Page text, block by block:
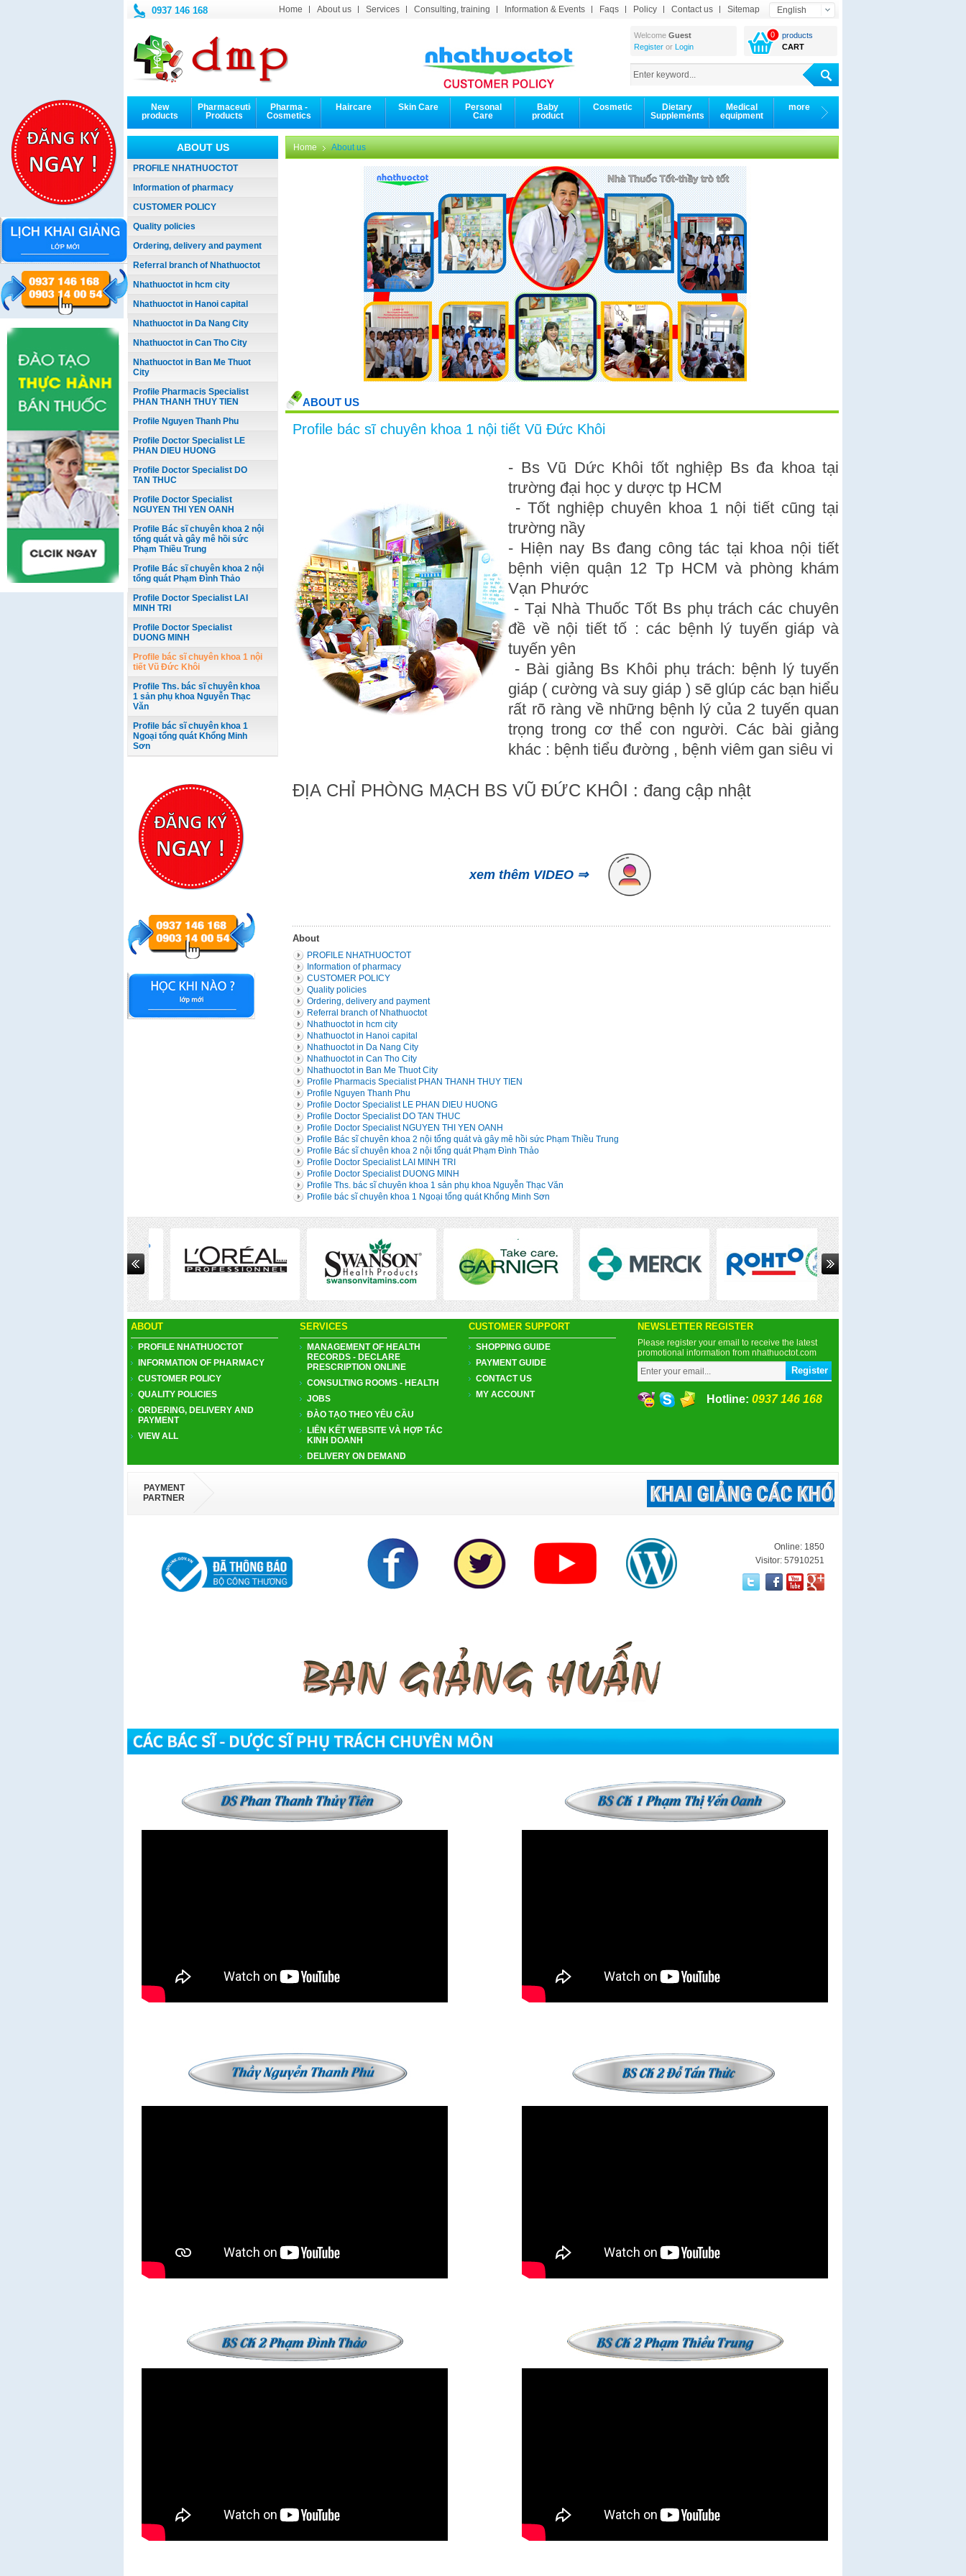
0937 146 168 Home About us Services Consulting, training Information & Events Faqs Policy Contact us Sitemap English
Welcome Guest
Register or Login
0
products
CART
New
products
Pharmaceutical
Products
Pharma -
Cosmetics
Haircare Skin Care
Personal
Care
Baby
product
Cosmetic
Dietary
Supplements
Medical
equipment
more
ABOUT US
PROFILE NHATHUOCTOT
Information of pharmacy
CUSTOMER POLICY
Quality policies
Ordering, delivery and payment
Referral branch of Nhathuoctot
Nhathuoctot in hcm city
Nhathuoctot in Hanoi capital
Nhathuoctot in Da Nang City
Nhathuoctot in Can Tho City
Nhathuoctot in Ban Me Thuot
City
Profile Pharmacis Specialist
PHAN THANH THUY TIEN
Profile Nguyen Thanh Phu
Profile Doctor Specialist LE
PHAN DIEU HUONG
Profile Doctor Specialist DO
TAN THUC
Profile Doctor Specialist
NGUYEN THI YEN OANH
Profile Bác sĩ chuyên khoa 2 nội
tổng quát và gây mê hồi sức
Phạm Thiều Trung
Profile Bác sĩ chuyên khoa 2 nội
tổng quát Phạm Đình Thảo
Profile Doctor Specialist LAI
MINH TRI
Profile Doctor Specialist
DUONG MINH
Profile bác sĩ chuyên khoa 1 nội
tiết Vũ Đức Khôi
Profile Ths. bác sĩ chuyên khoa
1 sản phụ khoa Nguyễn Thạc
Văn
Profile bác sĩ chuyên khoa 1
Ngoại tổng quát Khổng Minh
Sơn
Home About us
ABOUT US
Profile bác sĩ chuyên khoa 1 nội tiết Vũ Đức Khôi
- Bs Vũ Dức Khôi tốt nghiệp Bs đa khoa tại
trường đại học y dược tp HCM
- Tốt nghiệp chuyên khoa 1 nội tiết cũng tại
trường nầy
- Hiện nay Bs đang công tác tại khoa nội tiết
bệnh viện quận 12 Tp HCM và phòng khám
Vạn Phước
- Tại Nhà Thuốc Tốt Bs phụ trách các chuyên
đề về nội tiết tố : các bệnh lý tuyến giáp và
tuyến yên
- Bài giảng Bs Khôi phụ trách: bệnh lý tuyến
giáp ( cường và suy giáp ) sẽ glúp các bạn hiểu
rất rõ ràng về những bệnh lý của 2 tuyến quan
trọng trong cơ thể con người. Các bài giảng
khác : bệnh tiểu đường , bệnh viêm gan siêu vi
ĐỊA CHỈ PHÒNG MẠCH BS VŨ ĐỨC KHÔI : đang cập nhật
xem thêm VIDEO ⇒
About
PROFILE NHATHUOCTOT
Information of pharmacy
CUSTOMER POLICY
Quality policies
Ordering, delivery and payment
Referral branch of Nhathuoctot
Nhathuoctot in hcm city
Nhathuoctot in Hanoi capital
Nhathuoctot in Da Nang City
Nhathuoctot in Can Tho City
Nhathuoctot in Ban Me Thuot City
Profile Pharmacis Specialist PHAN THANH THUY TIEN
Profile Nguyen Thanh Phu
Profile Doctor Specialist LE PHAN DIEU HUONG
Profile Doctor Specialist DO TAN THUC
Profile Doctor Specialist NGUYEN THI YEN OANH
Profile Bác sĩ chuyên khoa 2 nội tổng quát và gây mê hồi sức Phạm Thiều Trung
Profile Bác sĩ chuyên khoa 2 nội tổng quát Phạm Đình Thảo
Profile Doctor Specialist LAI MINH TRI
Profile Doctor Specialist DUONG MINH
Profile Ths. bác sĩ chuyên khoa 1 sản phụ khoa Nguyễn Thạc Văn
Profile bác sĩ chuyên khoa 1 Ngoại tổng quát Khổng Minh Sơn
ABOUT
PROFILE NHATHUOCTOT
INFORMATION OF PHARMACY
CUSTOMER POLICY
QUALITY POLICIES
ORDERING, DELIVERY AND
PAYMENT
VIEW ALL
SERVICES
MANAGEMENT OF HEALTH
RECORDS - DECLARE
PRESCRIPTION ONLINE
CONSULTING ROOMS - HEALTH
JOBS
ĐÀO TẠO THEO YÊU CẦU
LIÊN KẾT WEBSITE VÀ HỢP TÁC
KINH DOANH
DELIVERY ON DEMAND
CUSTOMER SUPPORT
SHOPPING GUIDE
PAYMENT GUIDE
CONTACT US
MY ACCOUNT
NEWSLETTER REGISTER
Please register your email to receive the latest
promotional information from nhathuoctot.com
Hotline: 0937 146 168
PAYMENT
PARTNER
Online: 1850
Visitor: 57910251